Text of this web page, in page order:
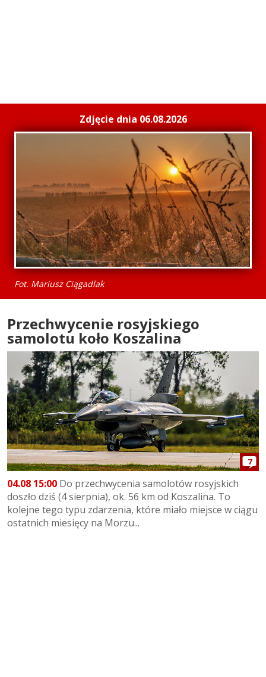
Zdjęcie dnia 06.08.2026
Fot. Mariusz Ciągadlak
Przechwycenie rosyjskiego
samolotu koło Koszalina
7
04.08 15:00 Do przechwycenia samolotów rosyjskich
doszło dziś (4 sierpnia), ok. 56 km od Koszalina. To
kolejne tego typu zdarzenia, które miało miejsce w ciągu
ostatnich miesięcy na Morzu...